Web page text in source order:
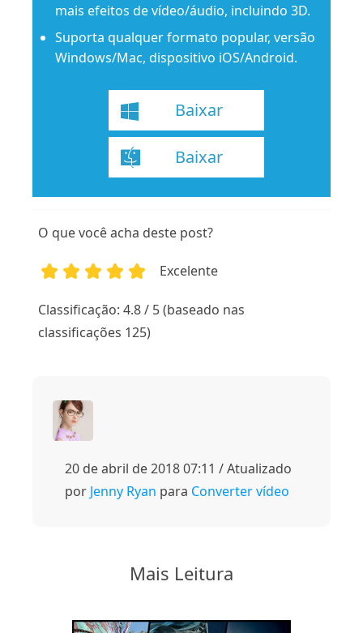
mais efeitos de vídeo/áudio, incluindo 3D.
Suporta qualquer formato popular, versão
Windows/Mac, dispositivo iOS/Android.
Baixar
Baixar
O que você acha deste post?
Excelente
Classificação: 4.8 / 5 (baseado nas
classificações 125)
20 de abril de 2018 07:11 / Atualizado
por Jenny Ryan para Converter vídeo
Mais Leitura